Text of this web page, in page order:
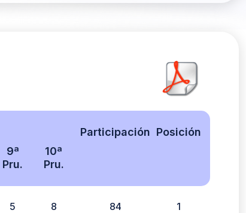
9ª
Pru.
10ª
Pru.
Participación Posición
5 8 84 1